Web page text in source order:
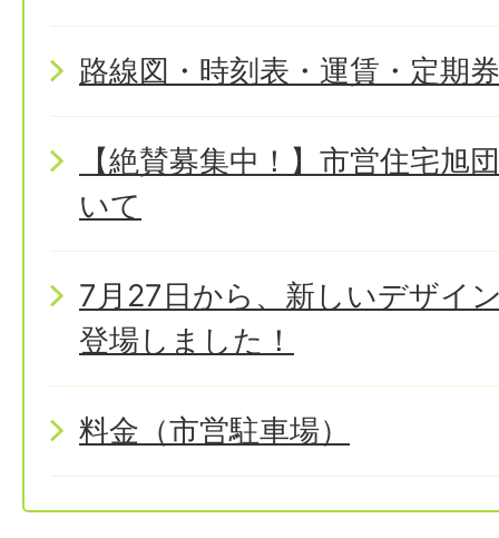
路線図・時刻表・運賃・定期券
【絶賛募集中！】市営住宅旭
いて
7月27日から、新しいデザイ
登場しました！
料金（市営駐車場）